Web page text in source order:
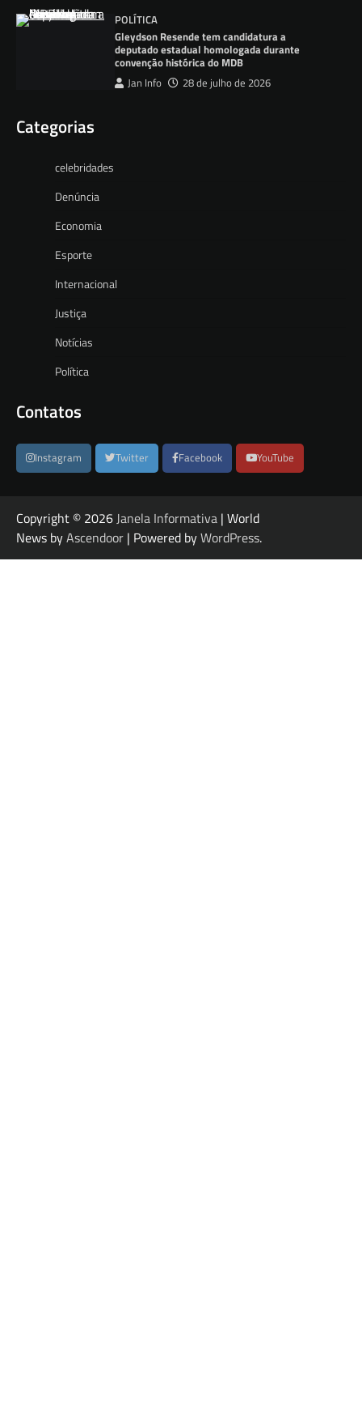
POLÍTICA
Gleydson Resende tem candidatura a
deputado estadual homologada durante
convenção histórica do MDB
Jan Info 28 de julho de 2026
Categorias
celebridades
Denúncia
Economia
Esporte
Internacional
Justiça
Notícias
Política
Contatos
Instagram Twitter Facebook YouTube
Copyright © 2026Janela Informativa | World
News byAscendoor | Powered byWordPress.